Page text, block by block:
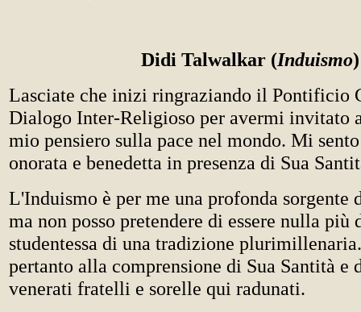
Didi Talwalkar (Induismo)
Lasciate che inizi ringraziando il Pontificio
Dialogo Inter-Religioso per avermi invitato
mio pensiero sulla pace nel mondo. Mi
onorata e benedetta in presenza di Sua
L'Induismo è per me una profonda sorgente
ma non posso pretendere di essere nulla più
studentessa di una tradizione
pertanto alla comprensione di Sua Santità e
venerati fratelli e sorelle qui radunati.